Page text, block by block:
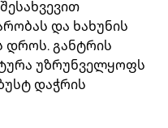
და ხახუნის
დროს. განტრის
უზრუნველყოფს
დაჭრის